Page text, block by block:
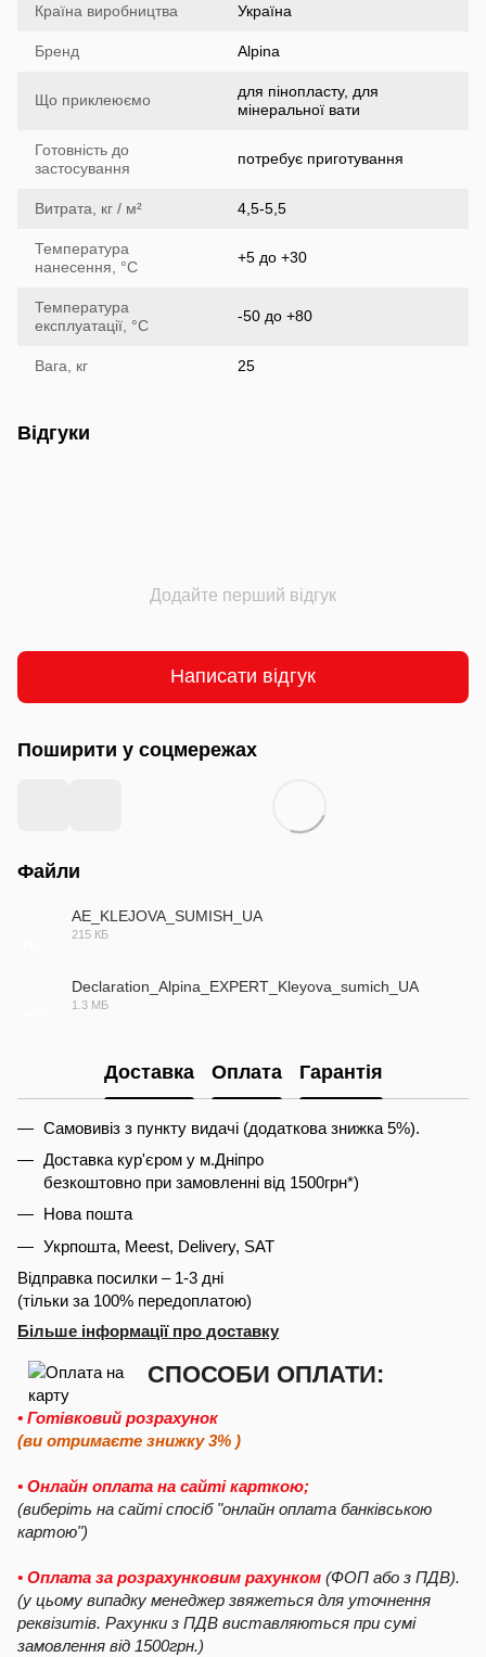
Країна виробництва Україна
Бренд Alpina
Що приклеюємо
для пінопласту, для
мінеральної вати
Готовність до
застосування
потребує приготування
Витрата, кг / м² 4,5-5,5
Температура
нанесення, °С
+5 до +30
Температура
експлуатації, °С
-50 до +80
Вага, кг 25
Відгуки
Додайте перший відгук
Написати відгук
Поширити у соцмережах
Файли
AE_KLEJOVA_SUMISH_UA
215 КБ
Declaration_Alpina_EXPERT_Kleyova_sumich_UA
1.3 МБ
Доставка Оплата Гарантія
Самовивіз з пункту видачі (додаткова знижка 5%).
Доставка кур'єром у м.Дніпро
безкоштовно при замовленні від 1500грн*)
Нова пошта
Укрпошта, Meest, Delivery, SAT
Відправка посилки – 1-3 дні
(тільки за 100% передоплатою)
Більше інформації про доставку
СПОСОБИ ОПЛАТИ:
• Готівковий розрахунок
(ви отримаєте знижку 3% )
• Онлайн оплата на сайті карткою;
(виберіть на сайті спосіб "онлайн оплата банківською
картою")
• Оплата за розрахунковим рахунком (ФОП або з ПДВ).
(у цьому випадку менеджер звяжеться для уточнення
реквізитів. Рахунки з ПДВ виставляються при сумі
замовлення від 1500грн.)